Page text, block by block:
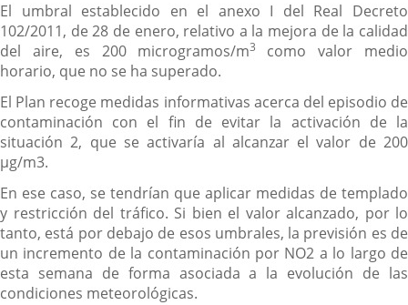
El umbral establecido en el anexo I del Real Decreto
102/2011, de 28 de enero, relativo a la mejora de la calidad
del aire, es 200 microgramos/m3 como valor medio
horario, que no se ha superado.
El Plan recoge medidas informativas acerca del episodio de
contaminación con el fin de evitar la activación de la
situación 2, que se activaría al alcanzar el valor de 200
µg/m3.
En ese caso, se tendrían que aplicar medidas de templado
y restricción del tráfico. Si bien el valor alcanzado, por lo
tanto, está por debajo de esos umbrales, la previsión es de
un incremento de la contaminación por NO2 a lo largo de
esta semana de forma asociada a la evolución de las
condiciones meteorológicas.